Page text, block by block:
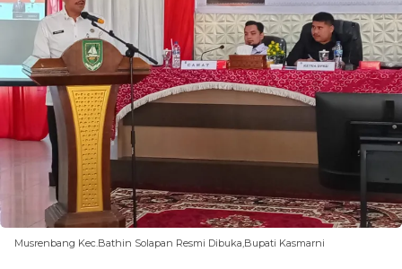
Musrenbang Kec.Bathin Solapan Resmi Dibuka,Bupati Kasmarni